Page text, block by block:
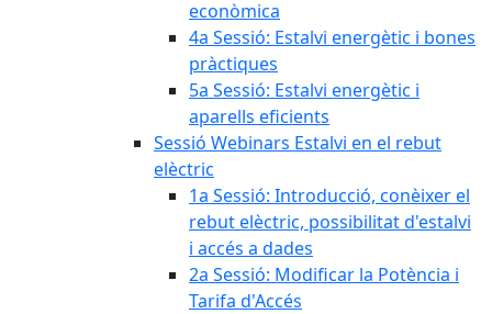
econòmica
4a Sessió: Estalvi energètic i bones
pràctiques
5a Sessió: Estalvi energètic i
aparells eficients
Sessió Webinars Estalvi en el rebut
elèctric
1a Sessió: Introducció, conèixer el
rebut elèctric, possibilitat d'estalvi
i accés a dades
2a Sessió: Modificar la Potència i
Tarifa d'Accés